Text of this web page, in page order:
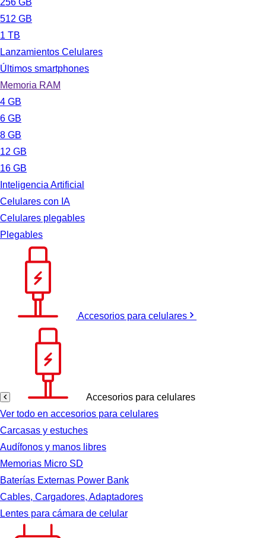
256 GB
512 GB
1 TB
Lanzamientos Celulares
Últimos smartphones
Memoria RAM
4 GB
6 GB
8 GB
12 GB
16 GB
Inteligencia Artificial
Celulares con IA
Celulares plegables
Plegables
Accesorios para celulares
Accesorios para celulares
Ver todo en accesorios para celulares
Carcasas y estuches
Audífonos y manos libres
Memorias Micro SD
Baterías Externas Power Bank
Cables, Cargadores, Adaptadores
Lentes para cámara de celular